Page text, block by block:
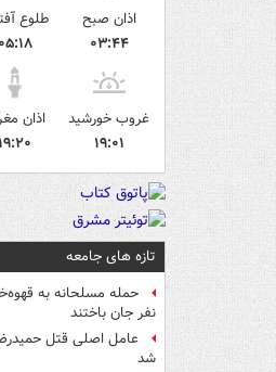
اذان صبح
۰۳:۴۴
طلوع
۰۵:۱۸
غروب خورشید
۱۹:۰۱
اذان
تازه های جامعه
نفر جان باختند
عامل اصلی قتل
شد